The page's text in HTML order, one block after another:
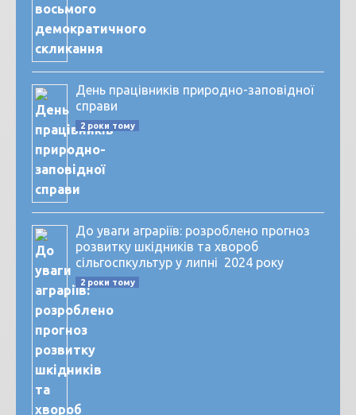
День працівників природно-заповідної
справи
2 роки тому
До уваги аграріїв: розроблено прогноз
розвитку шкідників та хвороб
сільгоспкультур у липні 2024 року
2 роки тому